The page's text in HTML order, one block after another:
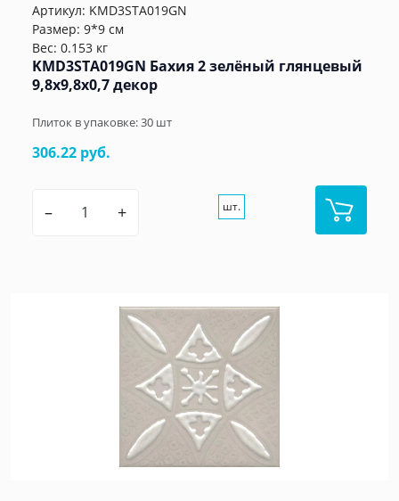
Артикул: KMD3STA019GN
Размер: 9*9 см
Вес: 0.153 кг
KMD3STA019GN Бахия 2 зелёный глянцевый
9,8x9,8x0,7 декор
Плиток в упаковке:30 шт
306.22 руб.
– + шт.